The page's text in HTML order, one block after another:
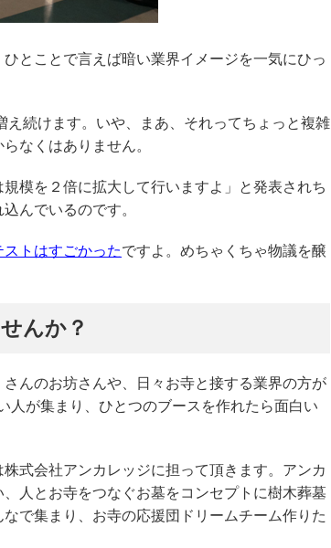
とことで言えば暗い業界イメージを一気にひっ
続けます。いや、まあ、それってちょっと複雑
なくはありません。
模を２倍に拡大して行いますよ」と発表されち
んでいるのです。
トはすごかったですよ。めちゃくちゃ物議を醸
んか？
んのお坊さんや、日々お寺と接する業界の方が
人が集まり、ひとつのブースを作れたら面白い
式会社アンカレッジに担って頂きます。アンカ
人とお寺をつなぐお墓をコンセプトに樹木葬墓
で集まり、お寺の応援団ドリームチーム作りた